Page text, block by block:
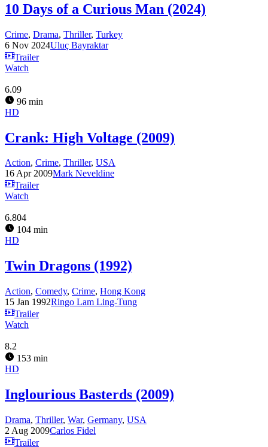
10 Days of a Curious Man (2024)
Crime, Drama, Thriller, Turkey
6 Nov 2024Uluç Bayraktar
Trailer
Watch
6.09
96 min
HD
Crank: High Voltage (2009)
Action, Crime, Thriller, USA
16 Apr 2009Mark Neveldine
Trailer
Watch
6.804
104 min
HD
Twin Dragons (1992)
Action, Comedy, Crime, Hong Kong
15 Jan 1992Ringo Lam Ling-Tung
Trailer
Watch
8.2
153 min
HD
Inglourious Basterds (2009)
Drama, Thriller, War, Germany, USA
2 Aug 2009Carlos Fidel
Trailer